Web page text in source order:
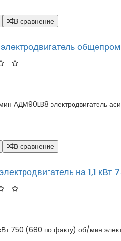
В сравнение
АДМ90LB8 электродвигатель
В сравнение
на 1,1 кВт
750 (680 по факту) об/мин